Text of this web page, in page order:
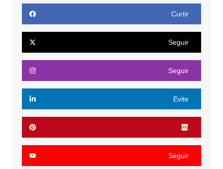
Curtir
Seguir
Seguir
Evite
Seguir